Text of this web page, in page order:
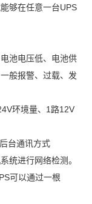
够在任意一台UPS
池电压低、电池供
般报警、过载、发
环境量、1路12V
台通讯方式
统进行网络检测。
可以通过一根